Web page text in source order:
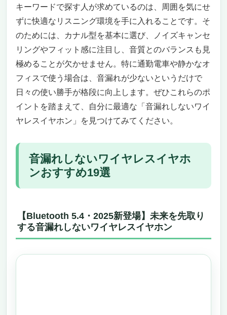
シームレスに
それでも誠実に伝えたい「向き・不向き」
——あなたのペルソナで判断しよう
だから、いま選ぶ価値がある——デザイン、
快適、配慮。三拍子そろった日常のベストア
ンサー
【2025年最新モデル】Aetyt Bluetooth5.4 ノイ
ズキャンセリング ワイヤレスイヤホン
音漏れしない安心設計で通勤・通学・スポー
長時間使用でも疲れにくい快適さと48時間バ
ッテリー
タッチスクリーン搭載の近未来的デザイン
こんな人におすすめ、逆にこんな人には不向
スで“静寂ごと持ち歩く”ノイズキャンセリン
グ・オーバーイヤー
——音漏れしないワイヤレスイヤホンおすす
キーワードで探す人が求めているのは、周囲を気にせ
ずに快適なリスニング環境を手に入れることです。そ
のためには、カナル型を基本に選び、ノイズキャンセ
リングやフィット感に注目し、音質とのバランスも見
極めることが欠かせません。特に通勤電車や静かなオ
フィスで使う場合は、音漏れが少ないというだけで
日々の使い勝手が格段に向上します。ぜひこれらのポ
イントを踏まえて、自分に最適な「音漏れしないワイ
ヤレスイヤホン」を見つけてみてください。
音漏れしないワイヤレスイヤホ
ンおすすめ19選
【Bluetooth 5.4・2025新登場】未来を先取り
する音漏れしないワイヤレスイヤホン